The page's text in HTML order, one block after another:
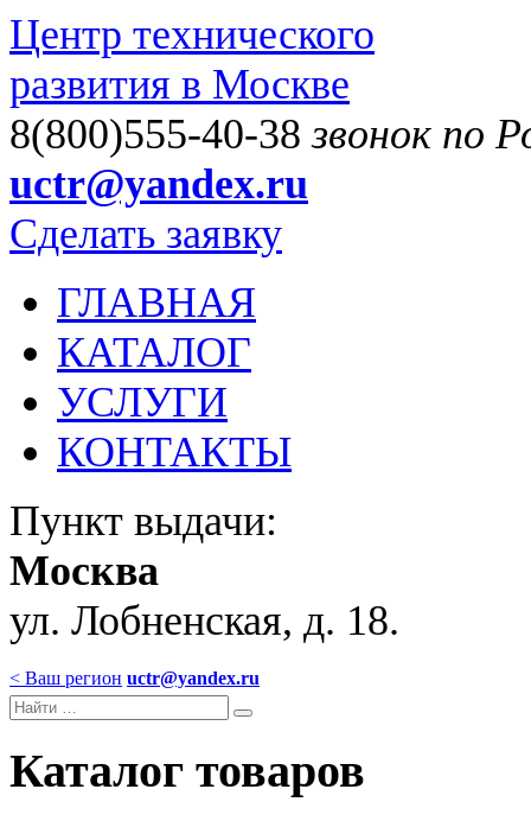
Центр технического
развития в Москве
8(800)555-40-38звонок по
uctr@yandex.ru
Сделать заявку
ГЛАВНАЯ
КАТАЛОГ
УСЛУГИ
КОНТАКТЫ
Пункт выдачи:
Москва
ул. Лобненская, д. 18.
< Ваш регион uctr@yandex.ru
Каталог товаров